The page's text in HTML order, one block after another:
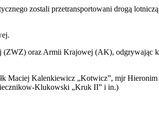
zostali przetransportowani drogą
oraz Armii Krajowej (AK), odgrywając
Kalenkiewicz „Kotwicz”, mjr
Klukowski „Kruk II” i in.)